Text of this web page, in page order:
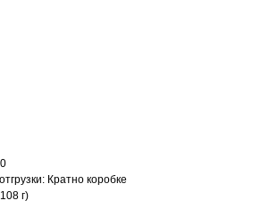
Кратно коробке
г)